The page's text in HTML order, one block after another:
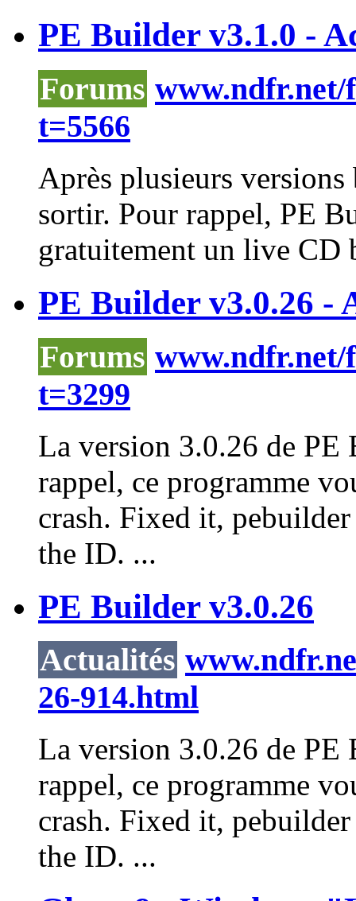
PE Builder v3.1.0 -
Forums www.ndfr.net/
t=5566
Après plusieurs
sortir. Pour rappel, PE
gratuitement un live CD
PE Builder v3.0.26 -
Forums www.ndfr.net/
t=3299
La version 3.0.26 de
rappel, ce programme
crash. Fixed it, pebuilder
the ID. ...
PE Builder v3.0.26
Actualités
26-914.html
La version 3.0.26 de
rappel, ce programme
crash. Fixed it, pebuilder
the ID. ...